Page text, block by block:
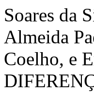
Soares da
Almeida
Coelho, e